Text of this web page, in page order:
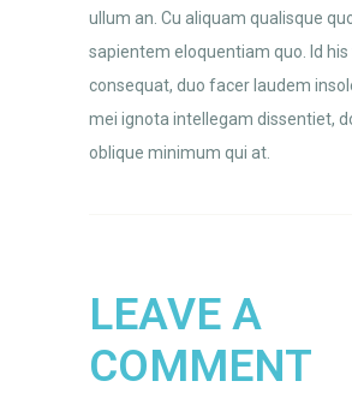
ullum an. Cu aliquam qualisque
sapientem eloquentiam quo. Id his
consequat, duo facer laudem
mei ignota intellegam dissentiet,
oblique minimum qui at.
LEAVE A
COMMENT